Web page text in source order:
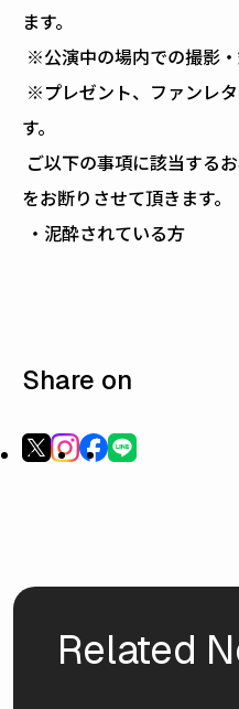
ます。
※公演中の場内での撮影・
※プレゼント、ファンレ
す。
ご以下の事項に該当する
をお断りさせて頂きます。
・泥酔されている方
Share on
Related